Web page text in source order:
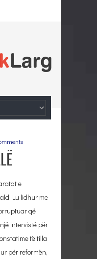
e
Lu lidhur me
që
intervistë për
të tilla
për reformën,